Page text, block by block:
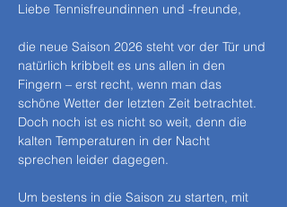
Liebe Tennisfreundinnen und -freunde,
die neue Saison 2026 steht vor der Tür und
natürlich kribbelt es uns allen in den
Fingern – erst recht, wenn man das
schöne Wetter der letzten Zeit betrachtet.
Doch noch ist es nicht so weit, denn die
kalten Temperaturen in der Nacht
sprechen leider dagegen.
Um bestens in die Saison zu starten, mit